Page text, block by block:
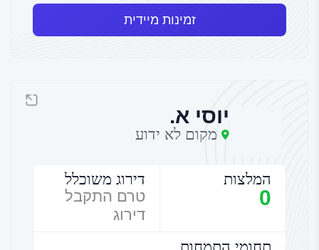
זמינות מיידית
יוסי א.
מקום לא ידוע
המלצות
0
דירוג משוכלל
טרם התקבל
דירוג